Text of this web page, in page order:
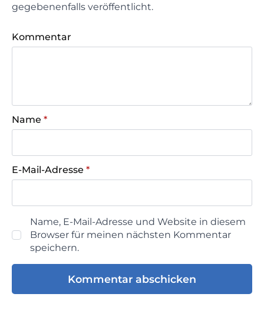
gegebenenfalls veröffentlicht.
Kommentar
Name *
E-Mail-Adresse *
Name, E-Mail-Adresse und Website in diesem
Browser für meinen nächsten Kommentar
speichern.